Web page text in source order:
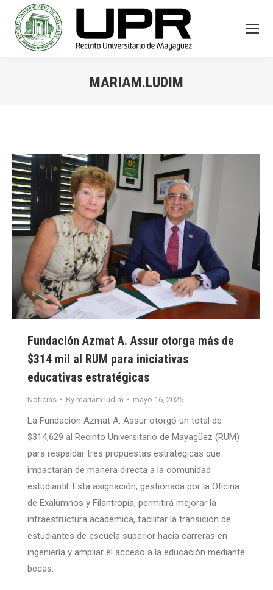
MARIAM.LUDIM
Fundación Azmat A. Assur otorga más de
$314 mil al RUM para iniciativas
educativas estratégicas
Noticias By mariam.ludim mayo 16, 2025
La Fundación Azmat A. Assur otorgó un total de
$314,629 al Recinto Universitario de Mayagüez (RUM)
para respaldar tres propuestas estratégicas que
impactarán de manera directa a la comunidad
estudiantil. Esta asignación, gestionada por la Oficina
de Exalumnos y Filantropía, permitirá mejorar la
infraestructura académica, facilitar la transición de
estudiantes de escuela superior hacia carreras en
ingeniería y ampliar el acceso a la educación mediante
becas.